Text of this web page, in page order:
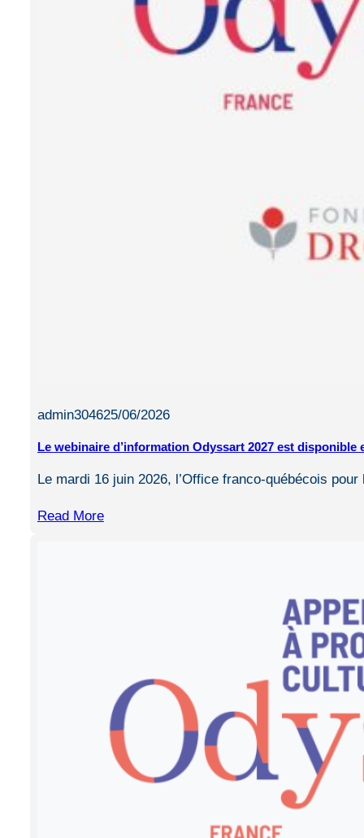
admin304625/06/2026
Le webinaire d’information Odyssart 2027 est disponible
Le mardi 16 juin 2026, l’Office franco-québécois
Read More